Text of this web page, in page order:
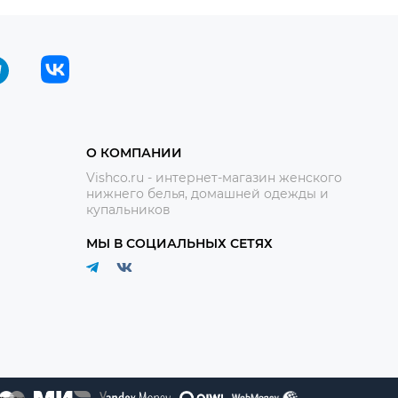
О КОМПАНИИ
Vishco.ru - интернет-магазин женского
нижнего белья, домашней одежды и
купальников
МЫ В СОЦИАЛЬНЫХ СЕТЯХ